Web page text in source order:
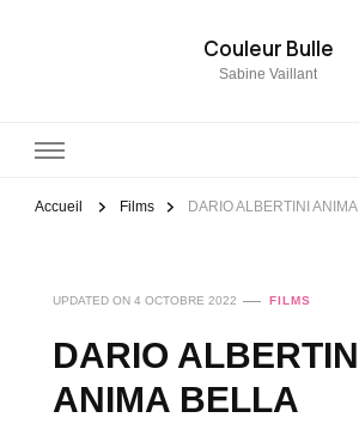
Couleur Bulle
Sabine Vaillant
Accueil Films DARIO ALBERTINI
UPDATED ON 4 OCTOBRE 2022 FILMS
DARIO
ANIMA BELLA